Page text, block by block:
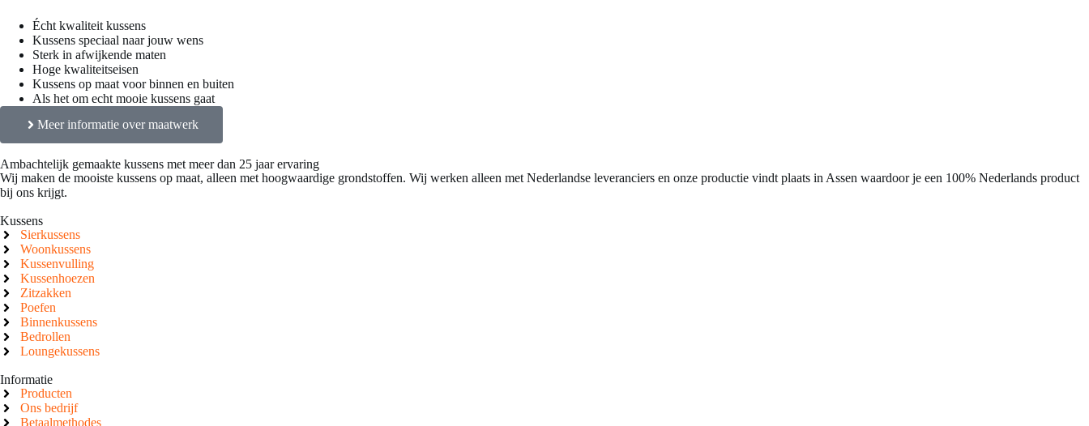
Écht kwaliteit kussens
Kussens speciaal naar jouw wens
Sterk in afwijkende maten
Hoge kwaliteitseisen
Kussens op maat voor binnen en buiten
Als het om echt mooie kussens gaat
Meer informatie over maatwerk
Ambachtelijk gemaakte kussens met meer dan 25 jaar ervaring
Wij maken de mooiste kussens op maat, alleen met hoogwaardige grondstoffen. Wij werken alleen met Nederlandse leveranciers en onze productie vindt plaats in Assen waardoor je een 100% Nederlands product
bij ons krijgt.
Kussens
Sierkussens
Woonkussens
Kussenvulling
Kussenhoezen
Zitzakken
Poefen
Binnenkussens
Bedrollen
Loungekussens
Informatie
Producten
Ons bedrijf
Betaalmethodes